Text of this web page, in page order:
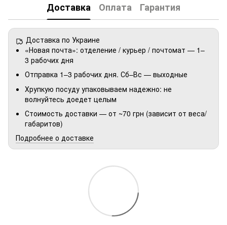
Доставка Оплата Гарантия
Доставка по Украине
«Новая почта»: отделение / курьер / почтомат — 1–
3 рабочих дня
Отправка 1–3 рабочих дня. Сб–Вс — выходные
Хрупкую посуду упаковываем надежно: не
волнуйтесь доедет целым
Стоимость доставки — от ~70 грн (зависит от веса/
габаритов)
Подробнее о доставке